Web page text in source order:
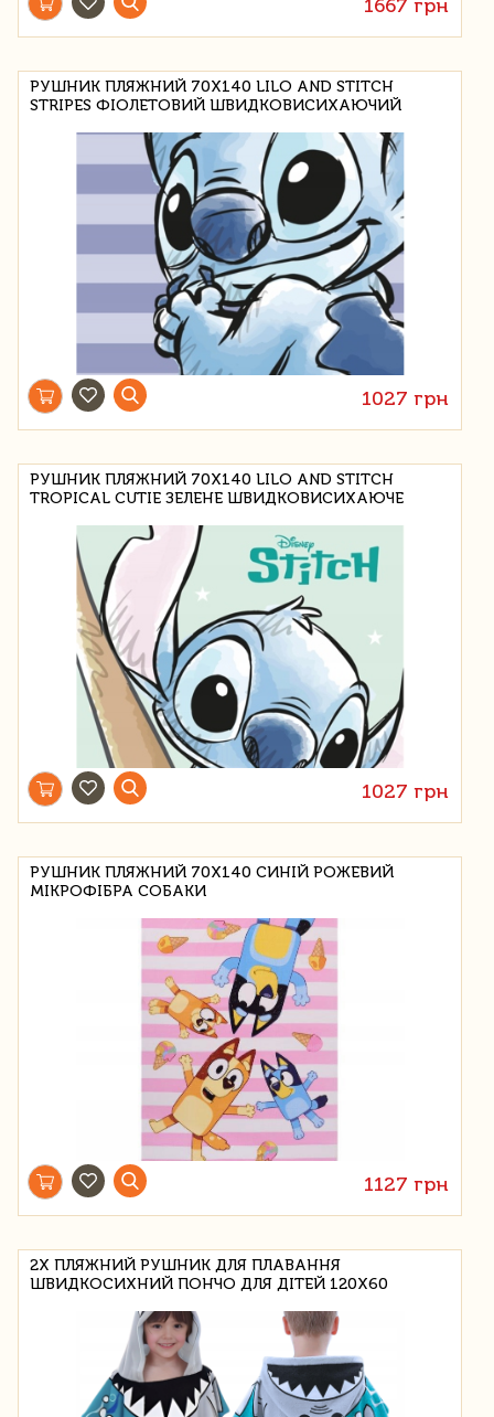
1667 грн
РУШНИК ПЛЯЖНИЙ 70Х140 LILO AND STITCH
STRIPES ФІОЛЕТОВИЙ ШВИДКОВИСИХАЮЧИЙ
1027 грн
РУШНИК ПЛЯЖНИЙ 70X140 LILO AND STITCH
TROPICAL CUTIE ЗЕЛЕНЕ ШВИДКОВИСИХАЮЧЕ
1027 грн
РУШНИК ПЛЯЖНИЙ 70Х140 СИНІЙ РОЖЕВИЙ
МІКРОФІБРА СОБАКИ
1127 грн
2X ПЛЯЖНИЙ РУШНИК ДЛЯ ПЛАВАННЯ
ШВИДКОСИХНИЙ ПОНЧО ДЛЯ ДІТЕЙ 120X60